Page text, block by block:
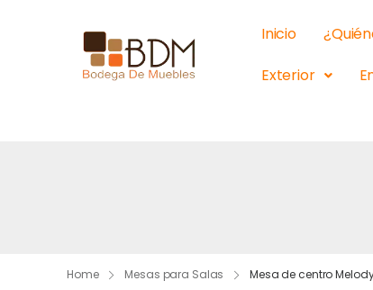
Inicio
Exterior
Home Mesas para Salas Mesa de centro